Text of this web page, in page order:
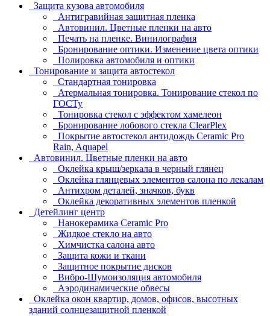
Защита кузова автомобиля
Антигравийная защитная пленка
Автовинил. Цветные пленки на авто
Печать на пленке. Винилография
Бронирование оптики. Изменение цвета оптики
Полировка автомобиля и оптики
Тонирование и защита автостекол
Стандартная тонировка
Атермальная тонировка. Тонирование стекол по
ГОСТу
Тонировка стекол с эффектом хамелеон
Бронирование лобового стекла ClearPlex
Покрытие автостекол антидождь Ceramic Pro
Rain, Aquapel
Автовинил. Цветные пленки на авто
Оклейка крыш/зеркала в черный глянец
Оклейка глянцевых элементов салона по лекалам
Антихром деталей, значков, букв
Оклейка декоративных элементов пленкой
Детейлинг центр
Нанокерамика Ceramic Pro
Жидкое стекло на авто
Химчистка салона авто
Защита кожи и ткани
Защитное покрытие дисков
Вибро-Шумоизоляция автомобиля
Аэродинамические обвесы
Оклейка окон квартир, домов, офисов, высотных
зданий солнцезащитной пленкой